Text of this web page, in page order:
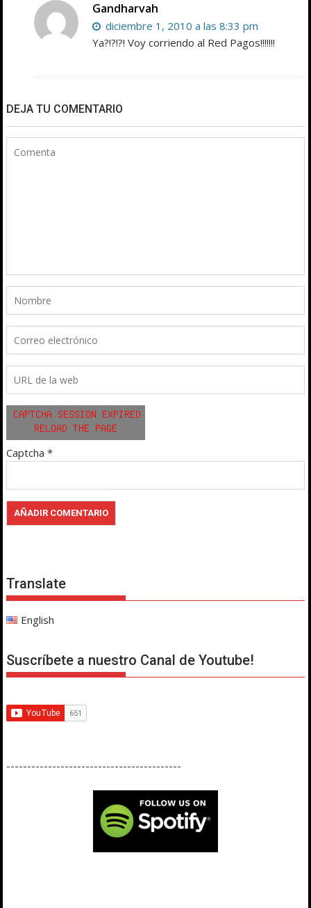
Gandharvah
diciembre 1, 2010 a las 8:33 pm
Ya?!?!?! Voy corriendo al Red Pagos!!!!!!!
DEJA TU COMENTARIO
Captcha *
Translate
English
Suscríbete a nuestro Canal de Youtube!
------------------------------------------